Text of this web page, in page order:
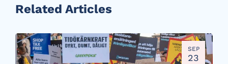
Related Articles
SEP
23